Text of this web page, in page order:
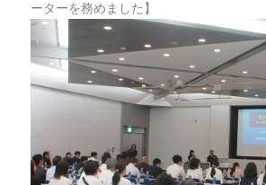
ーターを務めました】